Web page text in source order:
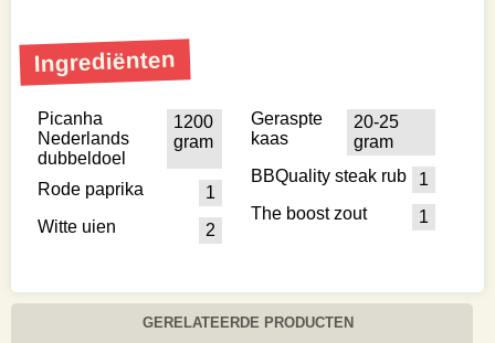
Ingrediënten
Picanha
Nederlands
dubbeldoel
1200
gram
Rode paprika
1
Witte uien
2
Geraspte
kaas
20-25
gram
BBQuality steak rub
1
The boost zout
1
GERELATEERDE PRODUCTEN